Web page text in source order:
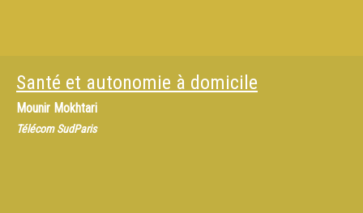
Santé et autonomie à domicile
Mounir Mokhtari
Télécom SudParis